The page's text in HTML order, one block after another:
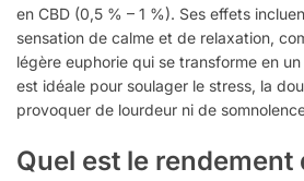
en CBD (0,5 % – 1 %). Ses effets
sensation de calme et de relaxation,
légère euphorie qui se transforme en
est idéale pour soulager le stress, la
provoquer de lourdeur ni de
Quel est le